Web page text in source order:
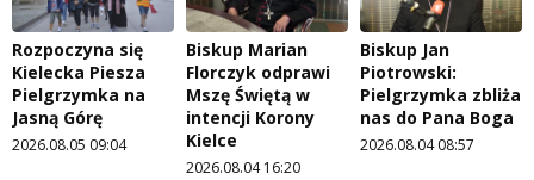
Rozpoczyna się
Kielecka Piesza
Pielgrzymka na
Jasną Górę
2026.08.05 09:04
Biskup Marian
Florczyk odprawi
Mszę Świętą w
intencji Korony
Kielce
2026.08.04 16:20
Biskup Jan
Piotrowski:
Pielgrzymka zbliża
nas do Pana Boga
2026.08.04 08:57